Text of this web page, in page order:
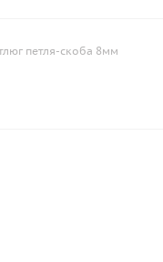
петля-скоба 8мм